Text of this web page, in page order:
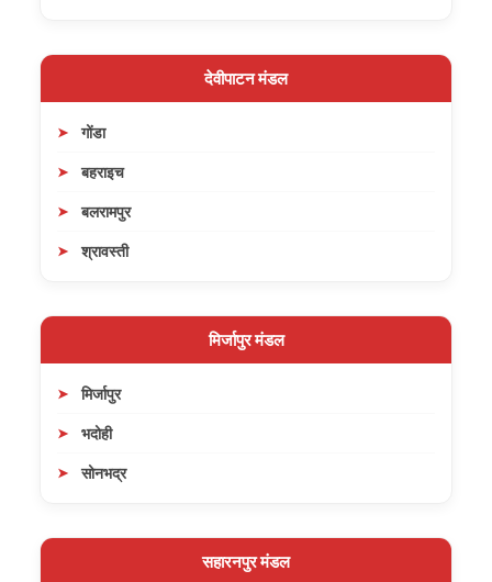
देवीपाटन मंडल
गोंडा
बहराइच
बलरामपुर
श्रावस्ती
मिर्जापुर मंडल
मिर्जापुर
भदोही
सोनभद्र
सहारनपुर मंडल